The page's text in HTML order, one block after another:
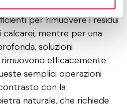
acqua tiepida e detergenti
per rimuovere i residui
mentre per una
soluzioni
efficacemente
semplici operazioni
con la
naturale, che richiede